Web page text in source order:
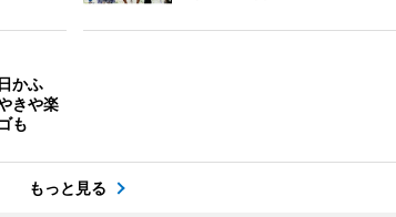
かふ
きや楽
も
もっと見る